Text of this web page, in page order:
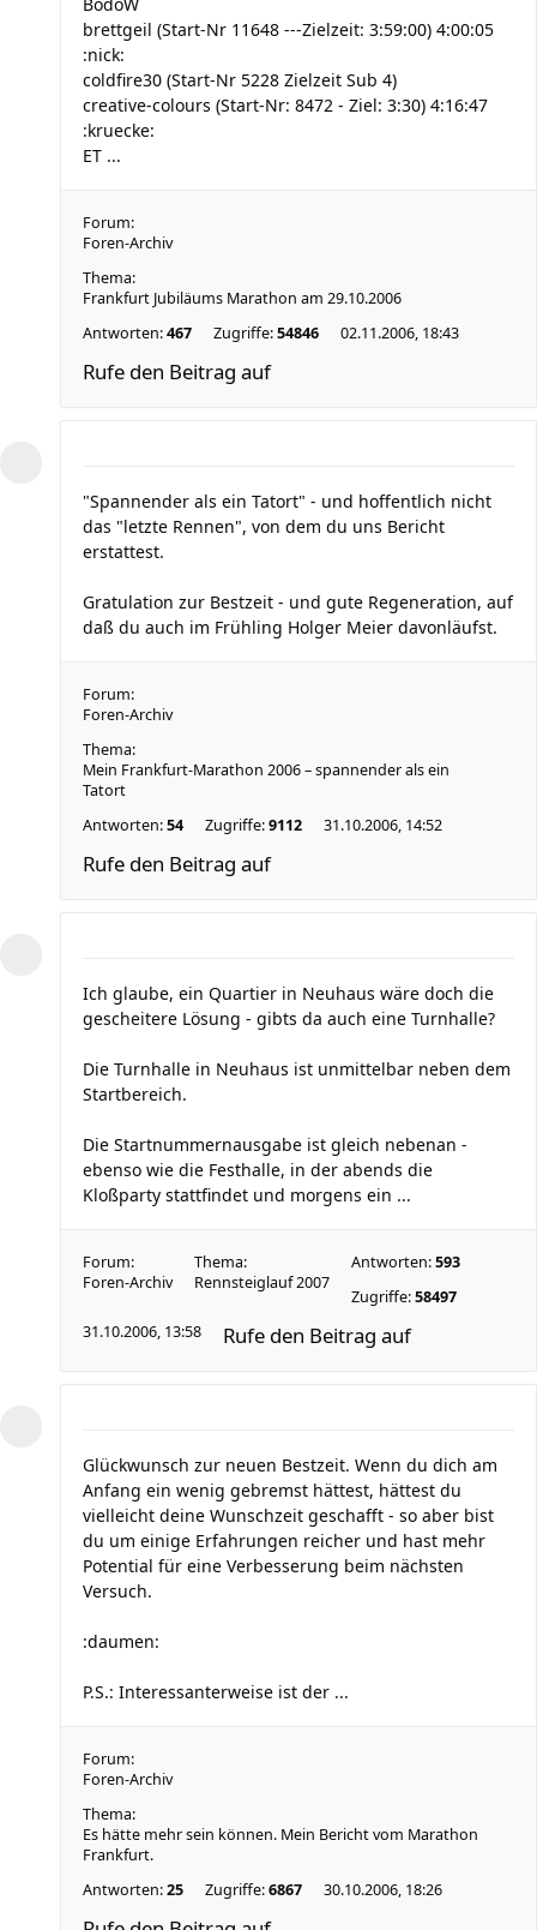
brettgeil (Start-Nr 11648 ---Zielzeit: 3:59:00) 4:00:05
:nick:
coldfire30 (Start-Nr 5228 Zielzeit Sub 4)
creative-colours (Start-Nr: 8472 - Ziel: 3:30) 4:16:47
:kruecke:
ET ...
Forum:
Foren-Archiv
Thema:
Frankfurt Jubiläums Marathon am 29.10.2006
Antworten:467 Zugriffe:54846 02.11.2006, 18:43
Rufe den Beitrag auf
"Spannender als ein Tatort" - und hoffentlich nicht
das "letzte Rennen", von dem du uns Bericht
erstattest.
Gratulation zur Bestzeit - und gute Regeneration, auf
daß du auch im Frühling Holger Meier davonläufst.
Forum:
Foren-Archiv
Thema:
Mein Frankfurt-Marathon 2006 – spannender als ein
Tatort
Antworten:54 Zugriffe:9112 31.10.2006, 14:52
Rufe den Beitrag auf
Ich glaube, ein Quartier in Neuhaus wäre doch die
gescheitere Lösung - gibts da auch eine Turnhalle?
Die Turnhalle in Neuhaus ist unmittelbar neben dem
Startbereich.
Die Startnummernausgabe ist gleich nebenan -
ebenso wie die Festhalle, in der abends die
Kloßparty stattfindet und morgens ein ...
Forum:
Foren-Archiv
Thema:
Rennsteiglauf 2007
Antworten:593
Zugriffe:58497
31.10.2006, 13:58
Rufe den Beitrag auf
Glückwunsch zur neuen Bestzeit. Wenn du dich am
Anfang ein wenig gebremst hättest, hättest du
vielleicht deine Wunschzeit geschafft - so aber bist
du um einige Erfahrungen reicher und hast mehr
Potential für eine Verbesserung beim nächsten
Versuch.
:daumen:
P.S.: Interessanterweise ist der ...
Forum:
Foren-Archiv
Thema:
Es hätte mehr sein können. Mein Bericht vom Marathon
Frankfurt.
Antworten:25 Zugriffe:6867 30.10.2006, 18:26